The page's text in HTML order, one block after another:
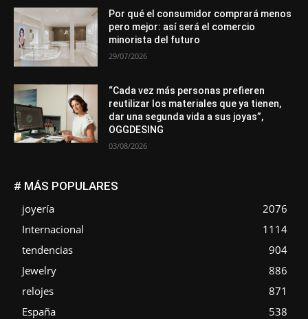
Por qué el consumidor comprará menos
pero mejor: así será el comercio
minorista del futuro
29/07/2026
“Cada vez más personas prefieren
reutilizar los materiales que ya tienen,
dar una segunda vida a sus joyas”,
OGGDESING
03/08/2026
# MÁS POPULARES
joyería
2076
Internacional
1114
tendencias
904
Jewelry
886
relojes
871
España
538